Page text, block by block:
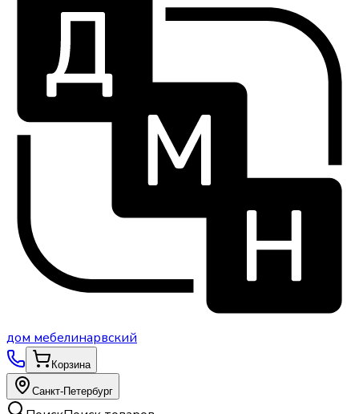
дом мебелинарвский
Корзина
Санкт-Петербург